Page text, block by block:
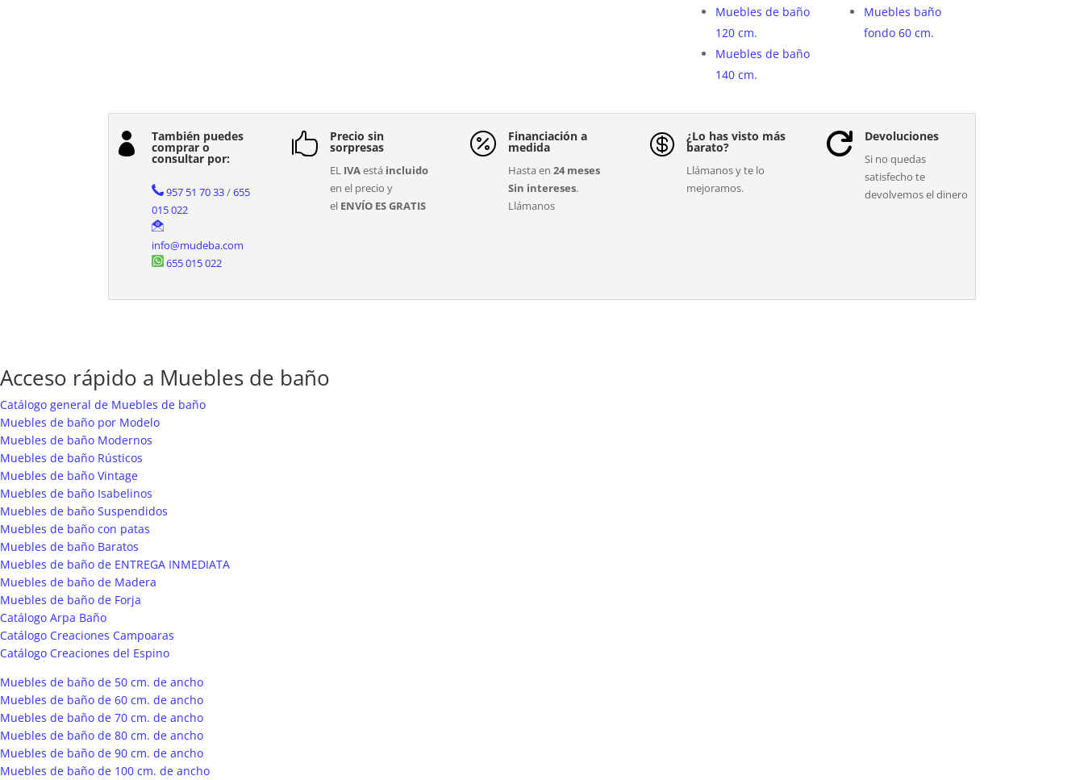
Muebles de baño
120 cm.
Muebles de baño
140 cm.
Muebles baño
fondo 60 cm.
 También puedes
comprar o
consultar por:
957 51 70 33/655
015 022
info@mudeba.com
655 015 022
 Precio sin
sorpresas
EL IVAestá incluido
en el precio y
el ENVÍO ES GRATIS
 Financiación a
medida
Hasta en 24 meses
Sin intereses.
Llámanos
 ¿Lo has visto más
barato?
Llámanos y te lo
mejoramos.
 Devoluciones
Si no quedas
satisfecho te
devolvemos el dinero
Acceso rápido a Muebles de baño
Catálogo general de Muebles de baño
Muebles de baño por Modelo
Muebles de baño Modernos
Muebles de baño Rústicos
Muebles de baño Vintage
Muebles de baño Isabelinos
Muebles de baño Suspendidos
Muebles de baño con patas
Muebles de baño Baratos
Muebles de baño de ENTREGA INMEDIATA
Muebles de baño de Madera
Muebles de baño de Forja
Catálogo Arpa Baño
Catálogo Creaciones Campoaras
Catálogo Creaciones del Espino
Muebles de baño de 50 cm. de ancho
Muebles de baño de 60 cm. de ancho
Muebles de baño de 70 cm. de ancho
Muebles de baño de 80 cm. de ancho
Muebles de baño de 90 cm. de ancho
Muebles de baño de 100 cm. de ancho